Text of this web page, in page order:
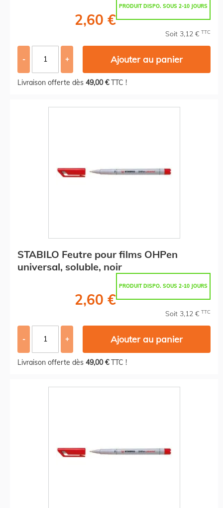
PRODUIT DISPO. SOUS 2-10 JOURS
2,60 €
Soit 3,12 € TTC
- + Ajouter au panier
Livraison offerte dès 49,00 €TTC !
STABILO Feutre pour films OHPen
universal, soluble, noir
PRODUIT DISPO. SOUS 2-10 JOURS
2,60 €
Soit 3,12 € TTC
- + Ajouter au panier
Livraison offerte dès 49,00 €TTC !